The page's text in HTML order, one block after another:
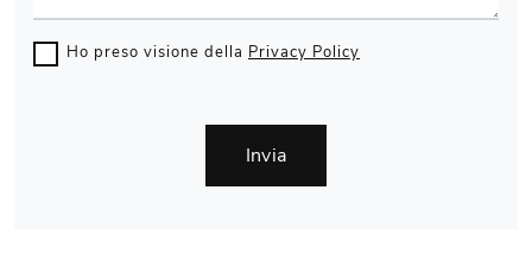
Ho preso visione della Privacy Policy
Invia